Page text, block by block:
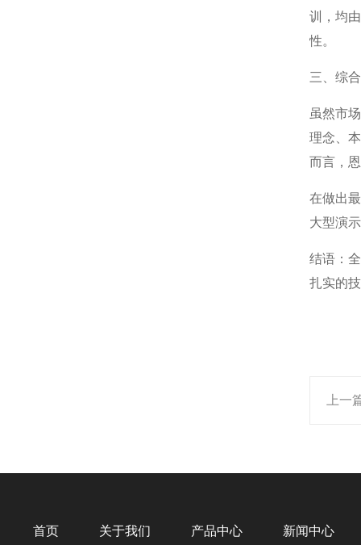
训，均
性。
三、综
虽然市
理念、
而言，
在做出
大型演
结语：
扎实的
上一
首页 关于我们 产品中心 新闻中心